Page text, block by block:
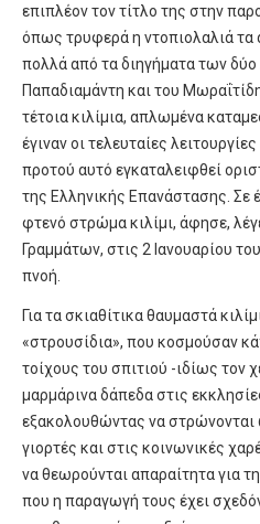
επιπλέον τον τίτλο της στην
όπως τρυφερά η ντοπιολαλιά τα
πολλά από τα διηγήματα των
Παπαδιαμάντη και του
τέτοια κιλίμια, απλωμένα
έγιναν οι τελευταίες
προτού αυτό εγκαταλειφθεί
της Ελληνικής Επανάστασης. Σε
φτενό στρώμα κιλίμι, άφησε,
Γραμμάτων, στις 2 Ιανουαρίου
πνοή.
Για τα σκιαθίτικα θαυμαστά
«στρουσίδια», που κοσμούσαν
τοίχους του σπιτιού -ιδίως τον
μαρμάρινα δάπεδα στις
εξακολουθώντας να στρώνονται
γιορτές και στις κοινωνικές
να θεωρούνται απαραίτητα για
που η παραγωγή τους έχει